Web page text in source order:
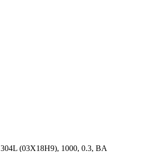
(03Х18Н9), 1000, 0.3, BA